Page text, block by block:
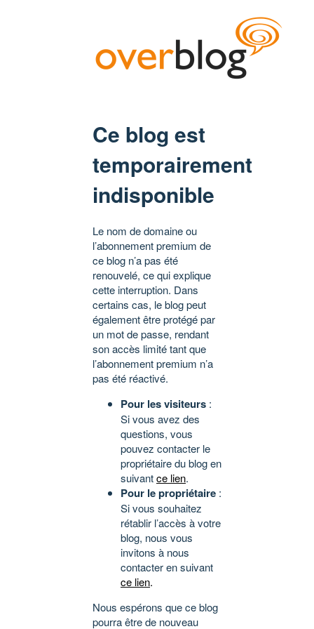
Ce blog est
temporairement
indisponible
Le nom de domaine ou
l’abonnement premium de
ce blog n’a pas été
renouvelé, ce qui explique
cette interruption. Dans
certains cas, le blog peut
également être protégé par
un mot de passe, rendant
son accès limité tant que
l’abonnement premium n’a
pas été réactivé.
Pour les visiteurs :
Si vous avez des
questions, vous
pouvez contacter le
propriétaire du blog en
suivantce lien.
Pour le propriétaire :
Si vous souhaitez
rétablir l’accès à votre
blog, nous vous
invitons à nous
contacter en suivant
ce lien.
Nous espérons que ce blog
pourra être de nouveau